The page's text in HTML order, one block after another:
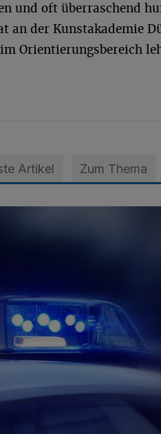
und oft überraschend
an der Kunstakademie
Orientierungsbereich
Artikel Zum Thema